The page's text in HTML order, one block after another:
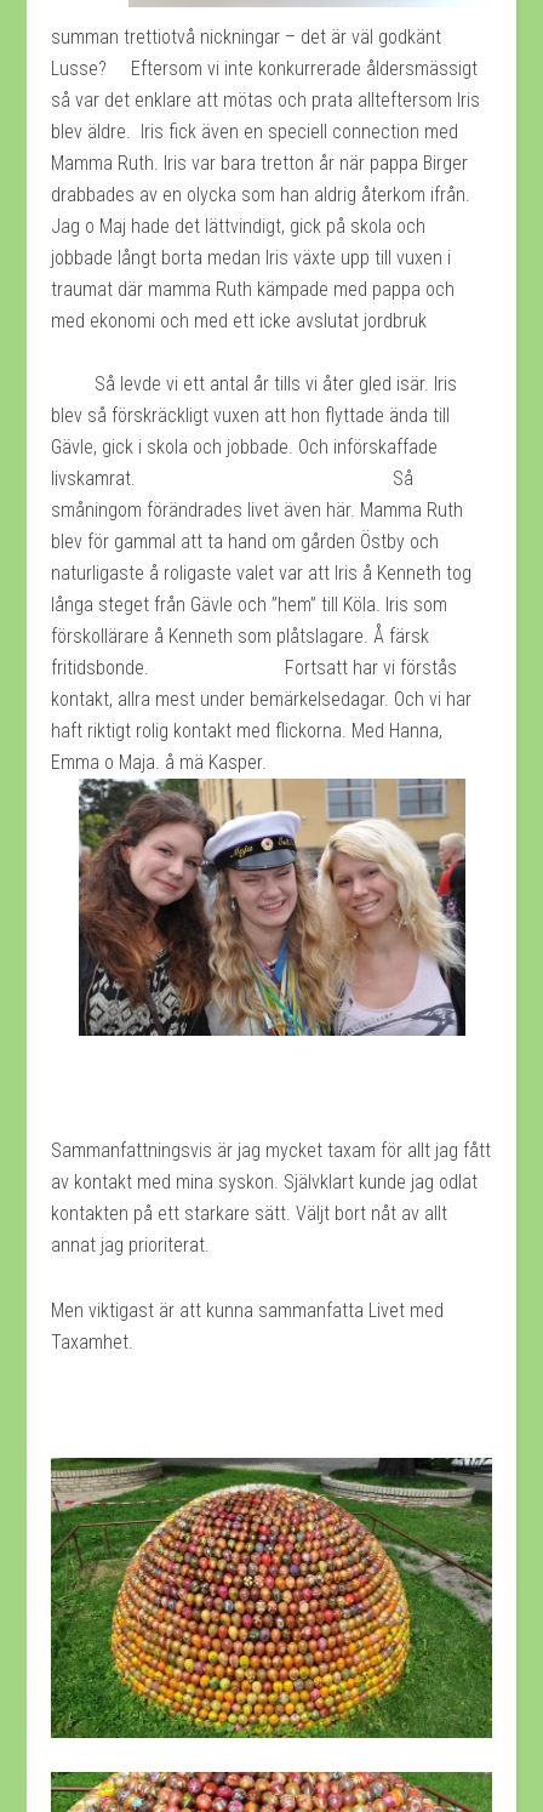
summan trettiotvå nickningar – det är väl godkänt
Lusse? Eftersom vi inte konkurrerade åldersmässigt
så var det enklare att mötas och prata allteftersom Iris
blev äldre. Iris fick även en speciell connection med
Mamma Ruth. Iris var bara tretton år när pappa Birger
drabbades av en olycka som han aldrig återkom ifrån.
Jag o Maj hade det lättvindigt, gick på skola och
jobbade långt borta medan Iris växte upp till vuxen i
traumat där mamma Ruth kämpade med pappa och
med ekonomi och med ett icke avslutat jordbruk
Så levde vi ett antal år tills vi åter gled isär. Iris
blev så förskräckligt vuxen att hon flyttade ända till
Gävle, gick i skola och jobbade. Och införskaffade
livskamrat. Så
småningom förändrades livet även här. Mamma Ruth
blev för gammal att ta hand om gården Östby och
naturligaste å roligaste valet var att Iris å Kenneth tog
långa steget från Gävle och ”hem” till Köla. Iris som
förskollärare å Kenneth som plåtslagare. Å färsk
fritidsbonde. Fortsatt har vi förstås
kontakt, allra mest under bemärkelsedagar. Och vi har
haft riktigt rolig kontakt med flickorna. Med Hanna,
Emma o Maja. å mä Kasper.
Sammanfattningsvis är jag mycket taxam för allt jag fått
av kontakt med mina syskon. Självklart kunde jag odlat
kontakten på ett starkare sätt. Väljt bort nåt av allt
annat jag prioriterat.
Men viktigast är att kunna sammanfatta Livet med
Taxamhet.